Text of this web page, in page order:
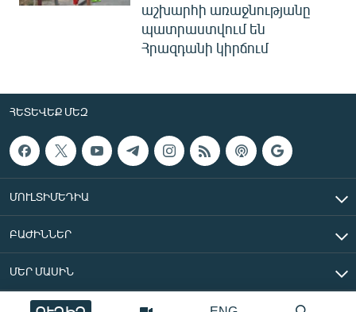
աշխարհի առաջնությանը
պատրաստվում են
Հրազդանի կիրճում
ՀԵՏԵՎԵՔ ՄԵԶ
ՄՈՒԼՏԻՄԵԴԻԱ
ԲԱԺԻՆՆԵՐ
ՄԵՐ ՄԱՍԻՆ